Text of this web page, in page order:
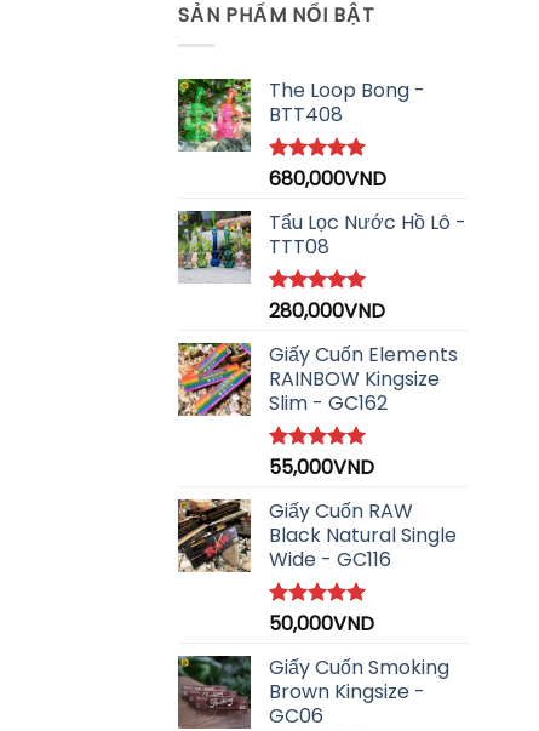
SẢN PHẨM NỔI BẬT
The Loop Bong -
BTT408
Được xếp
5 sao
680,000VND
Tẩu Lọc Nước Hồ Lô -
TTT08
Được xếp
5 sao
280,000VND
Giấy Cuốn Elements
RAINBOW Kingsize
Slim - GC162
Được xếp
5 sao
55,000VND
Giấy Cuốn RAW
Black Natural Single
Wide - GC116
Được xếp
5 sao
50,000VND
Giấy Cuốn Smoking
Brown Kingsize -
GC06